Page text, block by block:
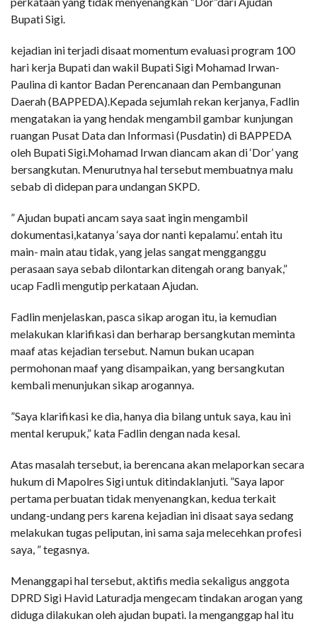
Bupati Sigi.
kejadian ini terjadi disaat momentum evaluasi program 100
hari kerja Bupati dan wakil Bupati Sigi Mohamad Irwan-
Paulina di kantor Badan Perencanaan dan Pembangunan
Daerah (BAPPEDA).Kepada sejumlah rekan kerjanya, Fadlin
mengatakan ia yang hendak mengambil gambar kunjungan
ruangan Pusat Data dan Informasi (Pusdatin) di BAPPEDA
oleh Bupati Sigi.Mohamad Irwan diancam akan di ‘Dor’ yang
bersangkutan. Menurutnya hal tersebut membuatnya malu
sebab di didepan para undangan SKPD.
” Ajudan bupati ancam saya saat ingin mengambil
dokumentasi,katanya ‘saya dor nanti kepalamu’. entah itu
main- main atau tidak, yang jelas sangat mengganggu
perasaan saya sebab dilontarkan ditengah orang banyak,”
ucap Fadli mengutip perkataan Ajudan.
Fadlin menjelaskan, pasca sikap arogan itu, ia kemudian
melakukan klarifikasi dan berharap bersangkutan meminta
maaf atas kejadian tersebut. Namun bukan ucapan
permohonan maaf yang disampaikan, yang bersangkutan
kembali menunjukan sikap arogannya.
”Saya klarifikasi ke dia, hanya dia bilang untuk saya, kau ini
mental kerupuk,” kata Fadlin dengan nada kesal.
Atas masalah tersebut, ia berencana akan melaporkan secara
hukum di Mapolres Sigi untuk ditindaklanjuti. ‎”Saya lapor
pertama perbuatan tidak menyenangkan, kedua terkait
undang-undang pers karena kejadian ini disaat saya sedang
melakukan tugas peliputan, ini sama saja melecehkan profesi
saya, ” tegasnya.
Menanggapi hal tersebut, aktifis media sekaligus anggota
DPRD Sigi Havid Laturadja mengecam tindakan arogan yang
diduga dilakukan oleh ajudan bupati. Ia menganggap hal itu